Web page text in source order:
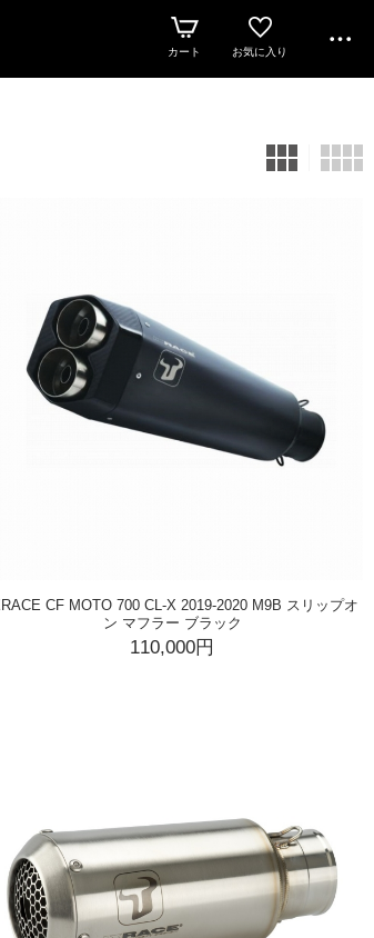
カート お気に入り
CF MOTO 700 CL-X 2019-2020 M9B スリップオ
ン マフラー ブラック
110,000円